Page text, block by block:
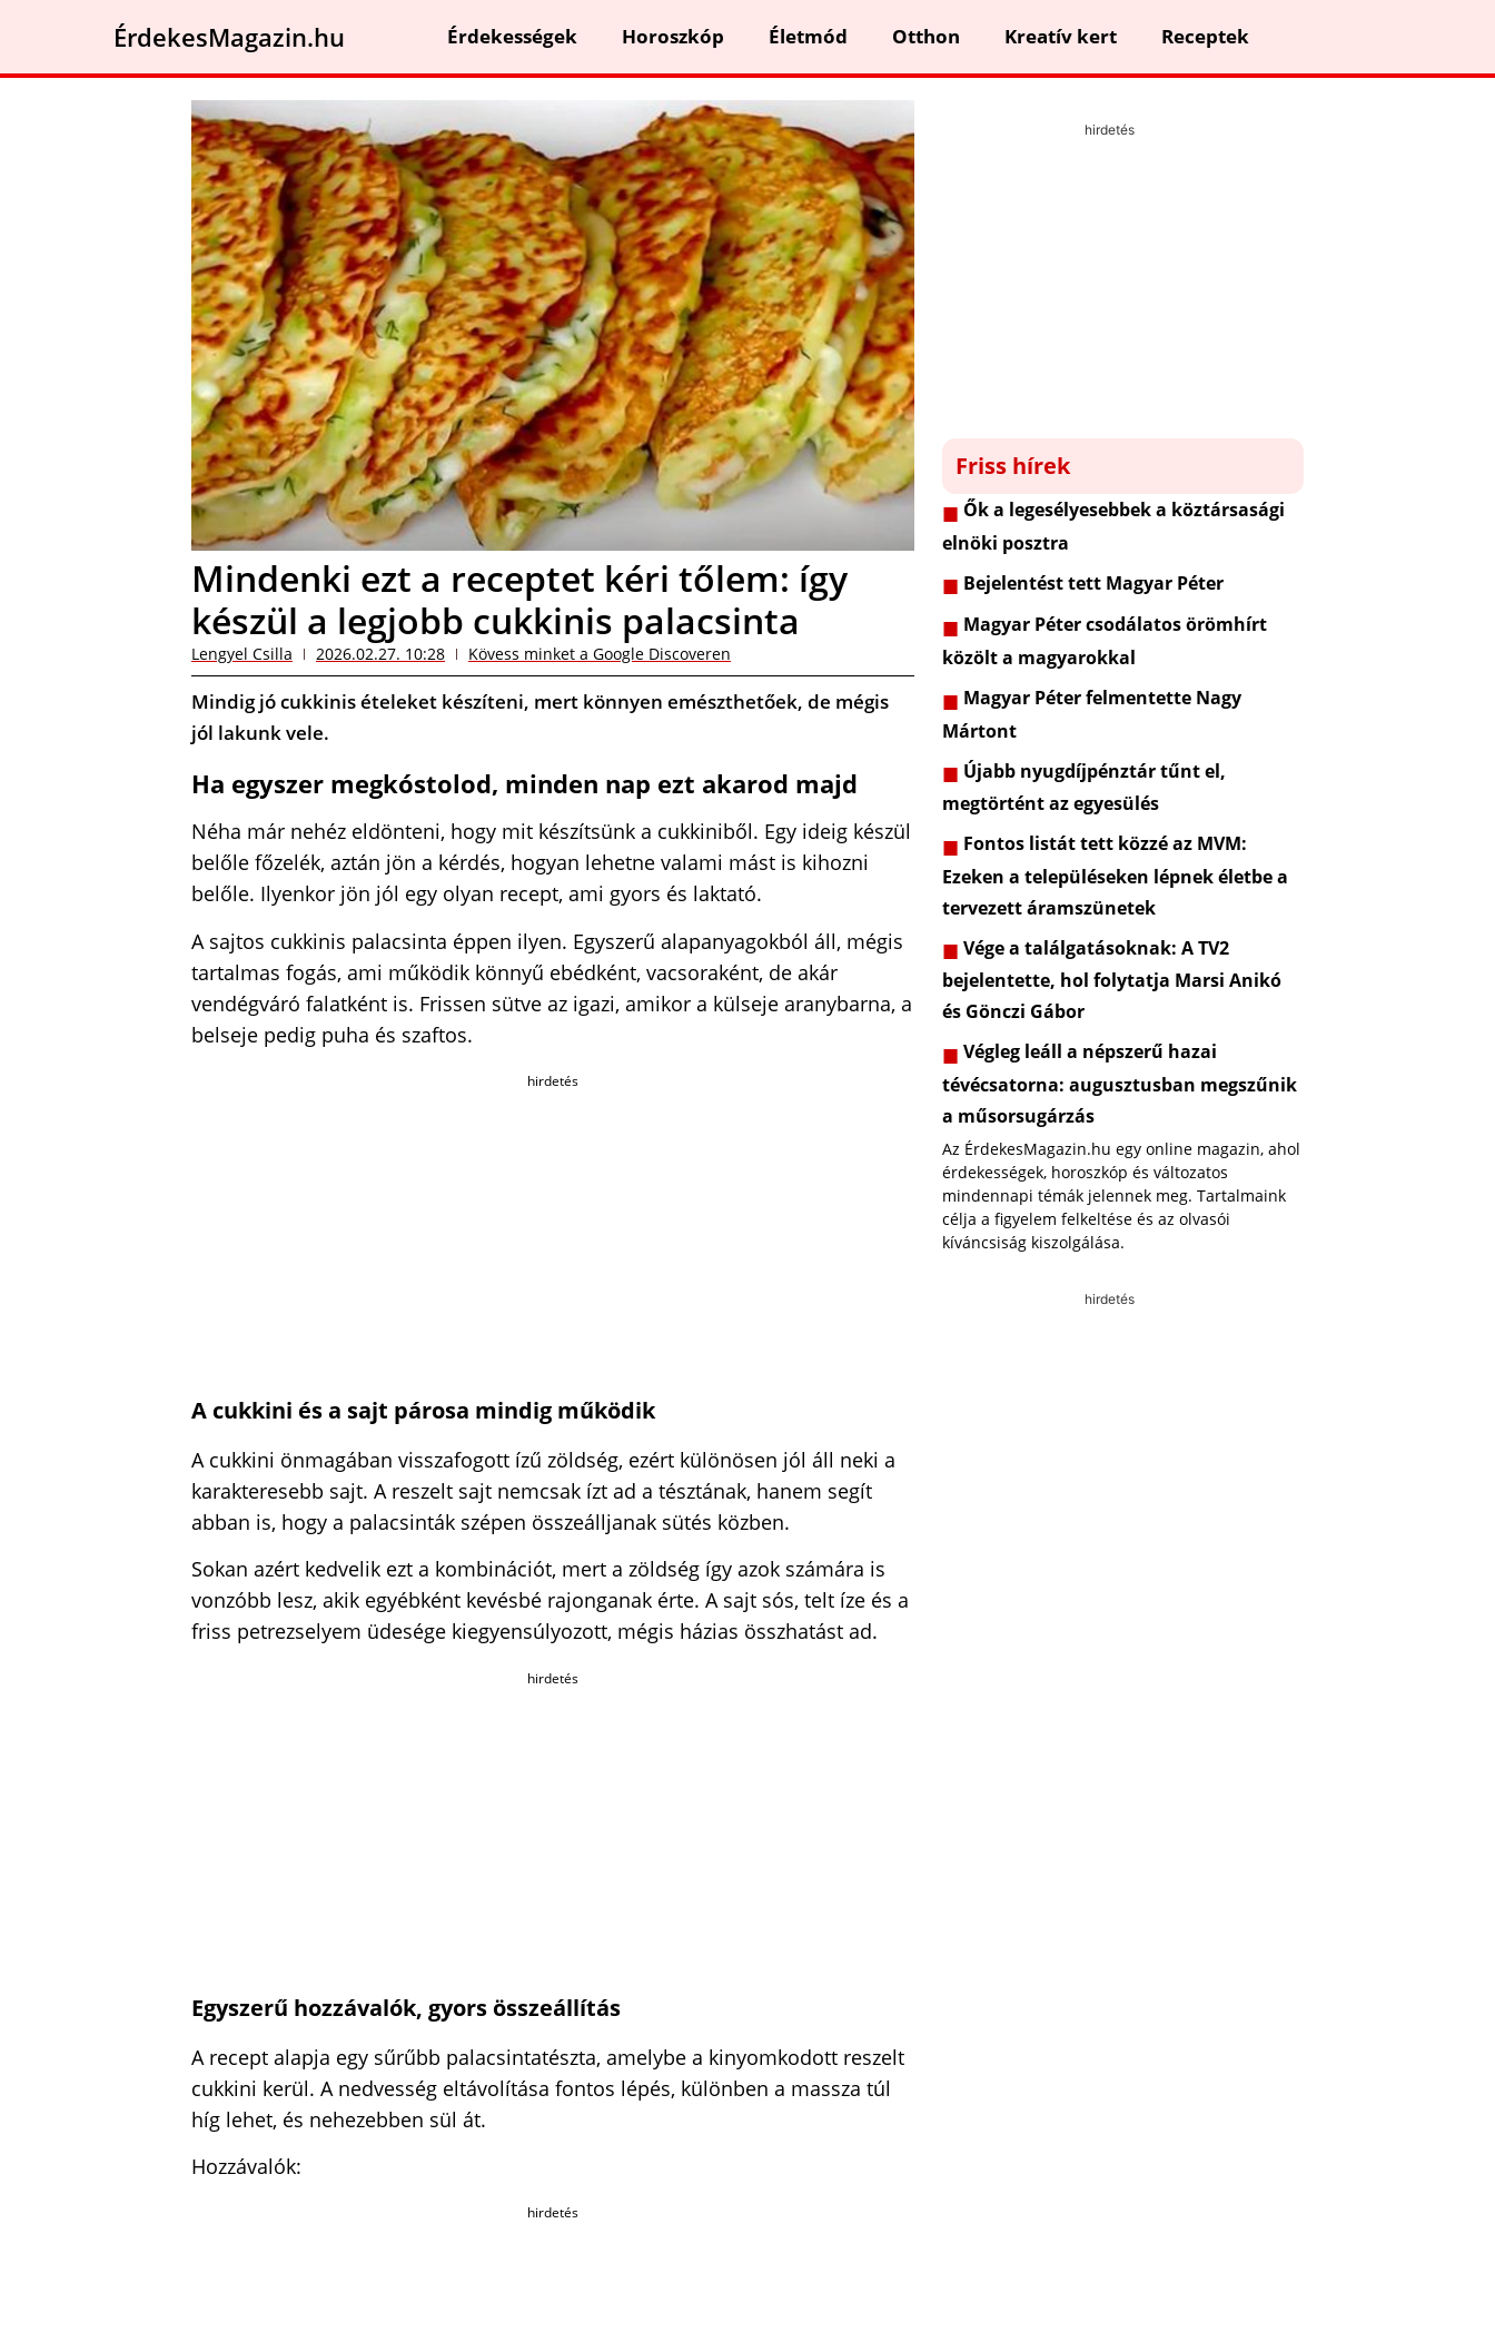
ÉrdekesMagazin.hu Érdekességek Horoszkóp Életmód Otthon Kreatív kert Receptek
Mindenki ezt a receptet kéri tőlem: így
készül a legjobb cukkinis palacsinta
Lengyel Csilla 2026.02.27. 10:28 Kövess minket a Google Discoveren
Mindig jó cukkinis ételeket készíteni, mert könnyen emészthetőek, de mégis
jól lakunk vele.
Ha egyszer megkóstolod, minden nap ezt akarod majd
Néha már nehéz eldönteni, hogy mit készítsünk a cukkiniből. Egy ideig készül
belőle főzelék, aztán jön a kérdés, hogyan lehetne valami mást is kihozni
belőle. Ilyenkor jön jól egy olyan recept, ami gyors és laktató.
A sajtos cukkinis palacsinta éppen ilyen. Egyszerű alapanyagokból áll, mégis
tartalmas fogás, ami működik könnyű ebédként, vacsoraként, de akár
vendégváró falatként is. Frissen sütve az igazi, amikor a külseje aranybarna, a
belseje pedig puha és szaftos.
hirdetés
A cukkini és a sajt párosa mindig működik
A cukkini önmagában visszafogott ízű zöldség, ezért különösen jól áll neki a
karakteresebb sajt. A reszelt sajt nemcsak ízt ad a tésztának, hanem segít
abban is, hogy a palacsinták szépen összeálljanak sütés közben.
Sokan azért kedvelik ezt a kombinációt, mert a zöldség így azok számára is
vonzóbb lesz, akik egyébként kevésbé rajonganak érte. A sajt sós, telt íze és a
friss petrezselyem üdesége kiegyensúlyozott, mégis házias összhatást ad.
hirdetés
Egyszerű hozzávalók, gyors összeállítás
A recept alapja egy sűrűbb palacsintatészta, amelybe a kinyomkodott reszelt
cukkini kerül. A nedvesség eltávolítása fontos lépés, különben a massza túl
híg lehet, és nehezebben sül át.
Hozzávalók:
hirdetés
hirdetés
Friss hírek
Ők a legesélyesebbek a köztársasági
elnöki posztra
Bejelentést tett Magyar Péter
Magyar Péter csodálatos örömhírt
közölt a magyarokkal
Magyar Péter felmentette Nagy
Mártont
Újabb nyugdíjpénztár tűnt el,
megtörtént az egyesülés
Fontos listát tett közzé az MVM:
Ezeken a településeken lépnek életbe a
tervezett áramszünetek
Vége a találgatásoknak: A TV2
bejelentette, hol folytatja Marsi Anikó
és Gönczi Gábor
Végleg leáll a népszerű hazai
tévécsatorna: augusztusban megszűnik
a műsorsugárzás
Az ÉrdekesMagazin.hu egy online magazin, ahol
érdekességek, horoszkóp és változatos
mindennapi témák jelennek meg. Tartalmaink
célja a figyelem felkeltése és az olvasói
kíváncsiság kiszolgálása.
hirdetés